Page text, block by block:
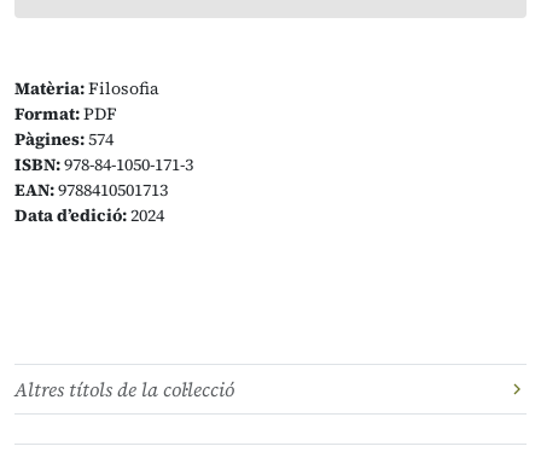
Matèria:Filosofia
Format:PDF
Pàgines:574
ISBN:978-84-1050-171-3
EAN:9788410501713
Data d’edició:2024
Altres títols de la col·lecció